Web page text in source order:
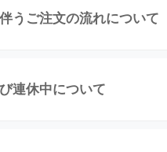
うご注文の流れについて
連休中について